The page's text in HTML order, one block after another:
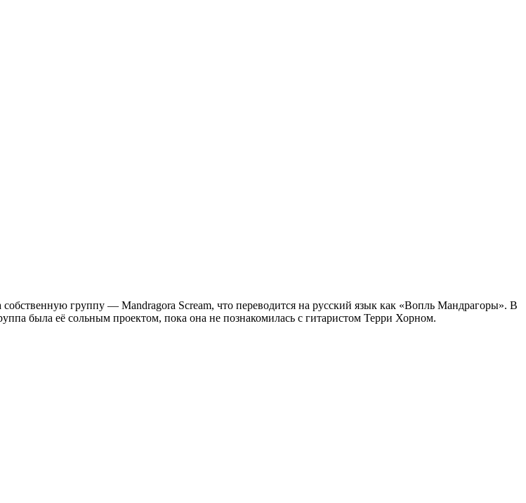
группу — Mandragora Scream, что переводится на русский язык как «Вопль Мандрагоры». В
была её сольным проектом, пока она не познакомилась с гитаристом Терри Хорном.